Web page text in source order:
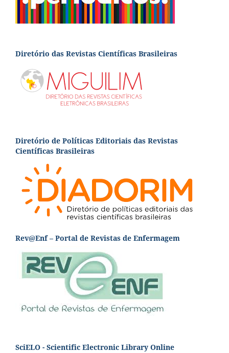
Diretório das Revistas Científicas Brasileiras
Diretório de Políticas Editoriais das Revistas
Científicas Brasileiras
Rev@Enf – Portal de Revistas de Enfermagem
SciELO - Scientific Electronic Library Online